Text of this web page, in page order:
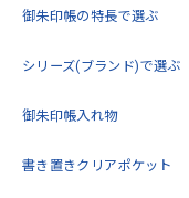
御朱印帳の特長で選ぶ
シリーズ(ブランド)で選ぶ
御朱印帳入れ物
書き置きクリアポケット
す。